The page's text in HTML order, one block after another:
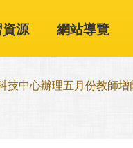
源 網站導覽
中心辦理五月份教師增